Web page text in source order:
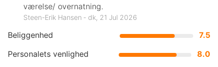
Beliggenhed
7.5
Personalets venlighed
8.0
værelse/ overnatning.
Steen-Erik Hansen ‐ dk, 21 Jul 2026